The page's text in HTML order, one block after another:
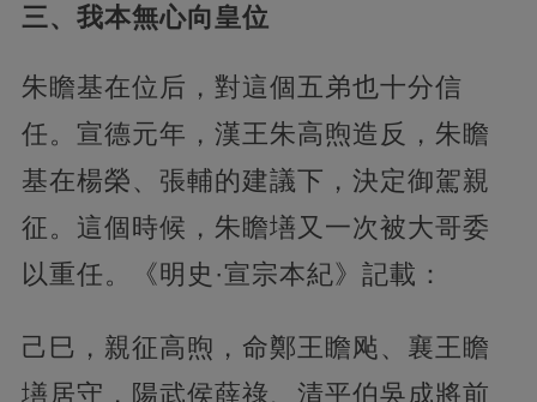
三、我本無心向皇位
朱瞻基在位后，對這個五弟也十分信
任。宣德元年，漢王朱高煦造反，朱瞻
基在楊榮、張輔的建議下，決定御駕親
征。這個時候，朱瞻墡又一次被大哥委
以重任。《明史·宣宗本紀》記載：
己巳，親征高煦，命鄭王瞻飐、襄王瞻
墡居守，陽武侯薛祿、清平伯吳成將前